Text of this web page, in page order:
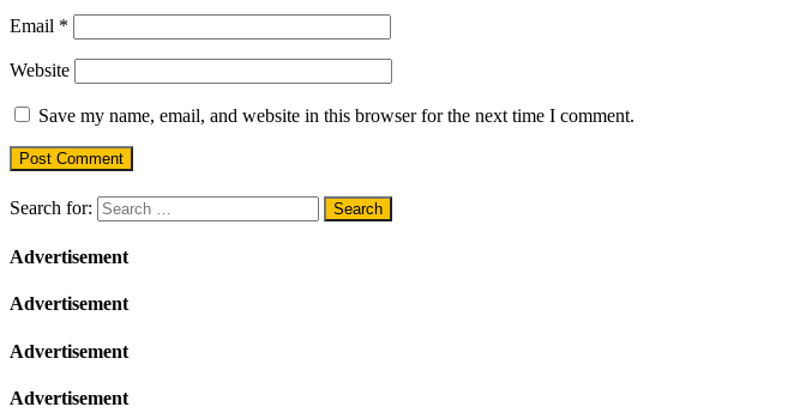
Email *
Website
Save my name, email, and website in this browser for the next time I comment.
Search for:
Advertisement
Advertisement
Advertisement
Advertisement